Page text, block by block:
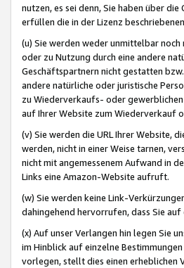
nutzen, es sei denn, Sie haben über
erfüllen die in der Lizenz
(u) Sie werden weder unmittelbar
oder zu Nutzung durch eine andere
Geschäftspartnern nicht gestatten
andere natürliche oder juristische
zu Wiederverkaufs- oder
auf Ihrer Website zum Wiederverkauf
(v) Sie werden die URL Ihrer Website,
werden, nicht in einer Weise tarnen,
nicht mit angemessenem Aufwand in
Links eine Amazon-Website aufruft.
(w) Sie werden keine Link-
dahingehend hervorrufen, dass Sie
(x) Auf unser Verlangen hin legen Sie
im Hinblick auf einzelne
vorlegen, stellt dies einen erheblichen